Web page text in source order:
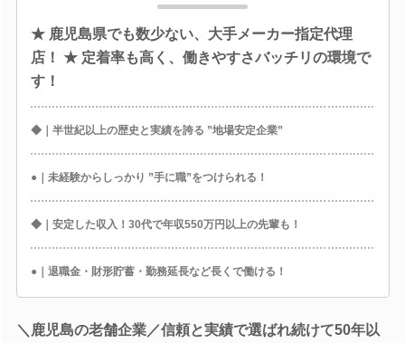
★ 鹿児島県でも数少ない、大手メーカー指定代理
店！ ★ 定着率も高く、働きやすさバッチリの環境で
す！
◆｜半世紀以上の歴史と実績を誇る ”地場安定企業”
●｜未経験からしっかり ”手に職”をつけられる！
◆｜安定した収入！30代で年収550万円以上の先輩も！
●｜退職金・財形貯蓄・勤務延長など長くで働ける！
＼鹿児島の老舗企業／信頼と実績で選ばれ続けて50年以